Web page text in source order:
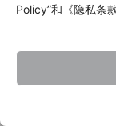
Policy”和《隐私条